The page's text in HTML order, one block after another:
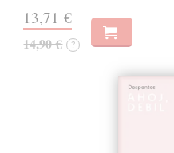
13,71 €
14,90 € ?